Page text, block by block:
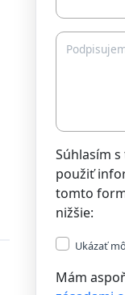
Súhlasím
použiť
tomto
nižšie:
Ukázať
Mám